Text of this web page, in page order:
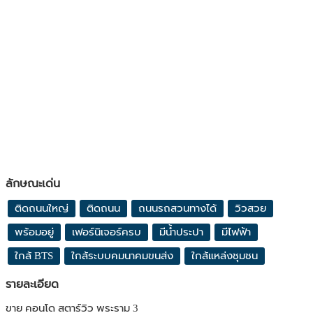
ลักษณะเด่น
ติดถนนใหญ่ ติดถนน ถนนรถสวนทางได้ วิวสวย
พร้อมอยู่ เฟอร์นิเจอร์ครบ มีน้ำประปา มีไฟฟ้า
ใกล้ BTS ใกล้ระบบคมนาคมขนส่ง ใกล้แหล่งชุมชน
รายละเอียด
ขาย คอนโด สตาร์วิว พระราม 3